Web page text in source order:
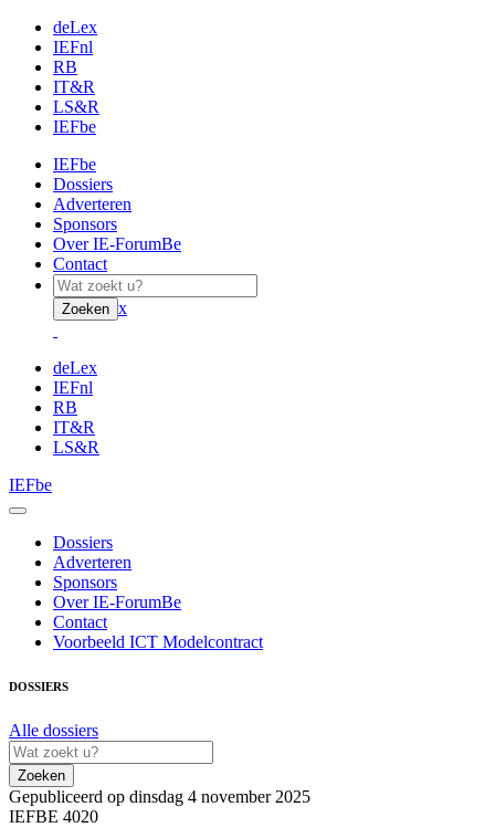
deLex
IEFnl
RB
IT&R
LS&R
IEFbe
IEFbe
Dossiers
Adverteren
Sponsors
Over IE-ForumBe
Contact
Zoeken x
deLex
IEFnl
RB
IT&R
LS&R
IEFbe
Dossiers
Adverteren
Sponsors
Over IE-ForumBe
Contact
Voorbeeld ICT Modelcontract
DOSSIERS
Alle dossiers
Zoeken
Gepubliceerd op dinsdag 4 november 2025
IEFBE 4020